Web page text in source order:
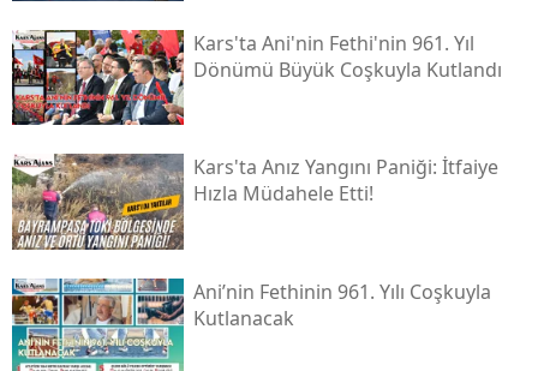
Muş
Niğde
Kars'ta Ani'nin Fethi'nin 961. Yıl
Dönümü Büyük Coşkuyla Kutlandı
Kars'ta Anız Yangını Paniği: İtfaiye
Hızla Müdahele Etti!
Ani’nin Fethinin 961. Yılı Coşkuyla
Kutlanacak